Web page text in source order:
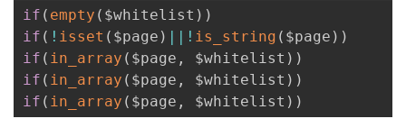
if ( empty ( $whitelist ) )
if ( ! isset ( $page ) || ! is_string ( $page ) )
if ( in_array ( $page , $whitelist ) )
if ( in_array ( $page , $whitelist ) )
if ( in_array ( $page , $whitelist ) )